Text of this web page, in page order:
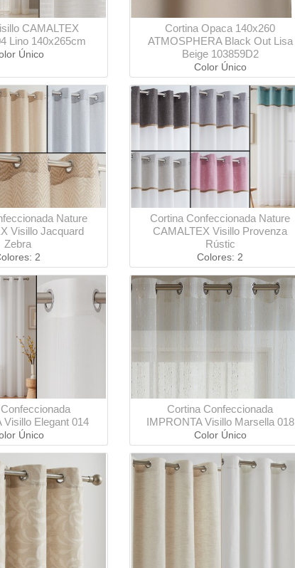
CAMALTEX
Lino 140x265cm
Único
Cortina Opaca 140x260
ATMOSPHERA Black Out Lisa
Beige 103859D2
Color Único
Nature
Visillo Jacquard
Zebra
2
Cortina Confeccionada Nature
CAMALTEX Visillo Provenza
Rústic
Colores: 2
Visillo Elegant 014
Único
Cortina Confeccionada
IMPRONTA Visillo Marsella 018
Color Único